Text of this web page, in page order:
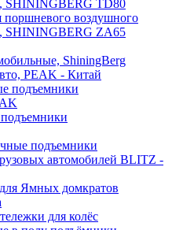
SHININGBERG TD80
поршневого воздушного
SHININGBERG ZA65
ShiningBerg
PEAK - Китай
подъемники
подъемники
автомобилей BLITZ -
Ямных домкратов
для колёс